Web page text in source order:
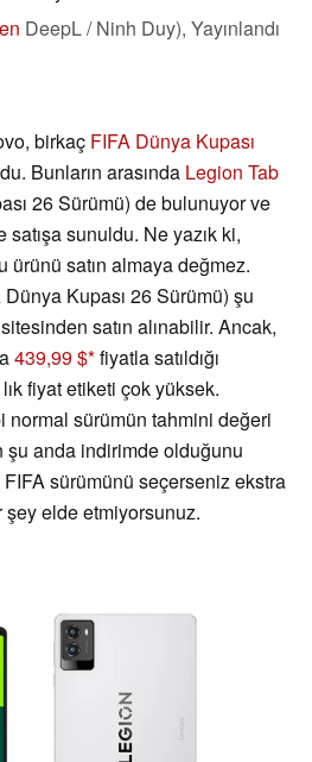
DeepL / Ninh Duy), Yayınlandı
birkaç FIFA Dünya Kupası
Bunların arasında Legion Tab
26 Sürümü) de bulunuyor ve
sunuldu. Ne yazık ki,
ürünü satın almaya değmez.
Kupası 26 Sürümü) şu
satın alınabilir. Ancak,
439,99 $ fiyatla satıldığı
lık fiyat etiketi çok yüksek.
normal sürümün tahmini değeri
anda indirimde olduğunu
sürümünü seçerseniz ekstra
elde etmiyorsunuz.